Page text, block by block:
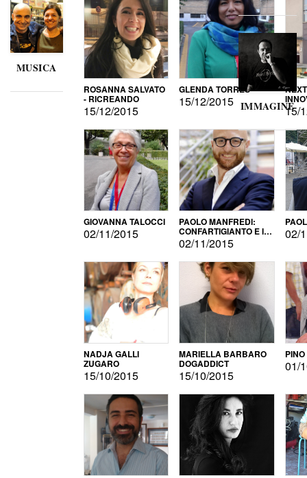
MUSICA
ROSANNA SALVATO
- RICREANDO
15/12/2015
GLENDA TORRES
15/12/2015
15/
GIOVANNA TALOCCI
02/11/2015
PAOLO MANFREDI:
CONFARTIGIANTO E IL
SONDAGGIO
02/11/2015
02/
NADJA GALLI
ZUGARO
15/10/2015
MARIELLA BARBARO
DOGADDICT
15/10/2015
01/
IMMAGINE